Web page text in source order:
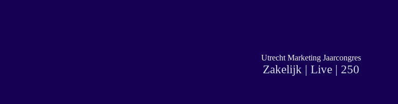
Utrecht Marketing Jaarcongres
Zakelijk | Live | 250